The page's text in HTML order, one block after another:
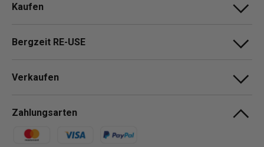
Kaufen
Bergzeit RE-USE
Verkaufen
Zahlungsarten
Zahlungsmethoden